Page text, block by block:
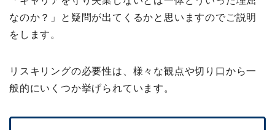
なのか？」と疑問が出てくるかと思いますのでご説明
をします。
リスキリングの必要性は、様々な観点や切り口から一
般的にいくつか挙げられています。